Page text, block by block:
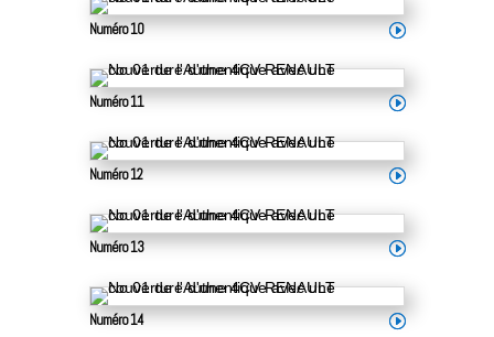
Numéro 10
Numéro 11
Numéro 12
Numéro 13
Numéro 14